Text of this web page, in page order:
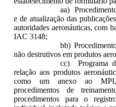
aa)
e de atualização das
autoridades aeronáuticas, com
IAC 3148;
bb)
não destrutivos em produtos
cc) Programa
relação aos produtos
como um anexo ao
procedimentos de
procedimentos para o